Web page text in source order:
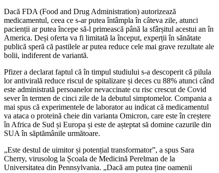
Dacă FDA (Food and Drug Administration) autorizează
medicamentul, ceea ce s-ar putea întâmpla în câteva zile, atunci
pacienții ar putea începe să-l primească până la sfârșitul acestui an în
America. Deși oferta va fi limitată la început, experții în sănătate
publică speră că pastilele ar putea reduce cele mai grave rezultate ale
bolii, indiferent de variantă.
Pfizer a declarat faptul că în timpul studiului s-a descoperit că pilula
lor antivirală reduce riscul de spitalizare și deces cu 88% atunci când
este administrată persoanelor nevaccinate cu risc crescut de Covid
sever în termen de cinci zile de la debutul simptomelor. Compania a
mai spus că experimentele de laborator au indicat că medicamentul
va ataca o proteină cheie din varianta Omicron, care este în creștere
în Africa de Sud și Europa și este de așteptat să domine cazurile din
SUA în săptămânile următoare.
„Este destul de uimitor și potențial transformator”, a spus Sara
Cherry, virusolog la Școala de Medicină Perelman de la
Universitatea din Pennsylvania. „Dacă am putea ține oamenii